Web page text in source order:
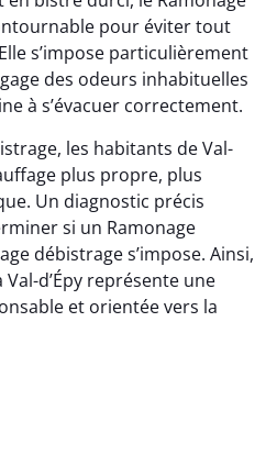
pour éviter tout
s’impose particulièrement
des odeurs inhabituelles
à s’évacuer correctement.
les habitants de Val-
plus propre, plus
Un diagnostic précis
si un Ramonage
débistrage s’impose. Ainsi,
d’Épy représente une
et orientée vers la